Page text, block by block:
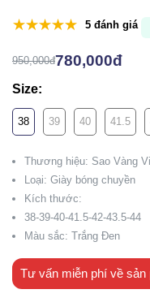
5 đánh giá
950,000đ780,000đ
Size:
38 39 40 41.5
Thương hiệu: Sao Vàng
Loại: Giày bóng chuyền
Kích thước:
38-39-40-41.5-42-43.5-44
Màu sắc: Trắng Đen
Tư vấn miễn phí về sản